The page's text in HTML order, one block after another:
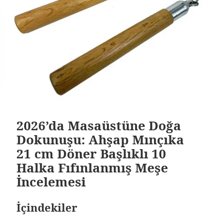
2026’da Masaüstüne Doğa
Dokunuşu: Ahşap Mınçıka
21 cm Döner Başlıklı 10
Halka Fıfınlanmış Meşe
İncelemesi
İçindekiler